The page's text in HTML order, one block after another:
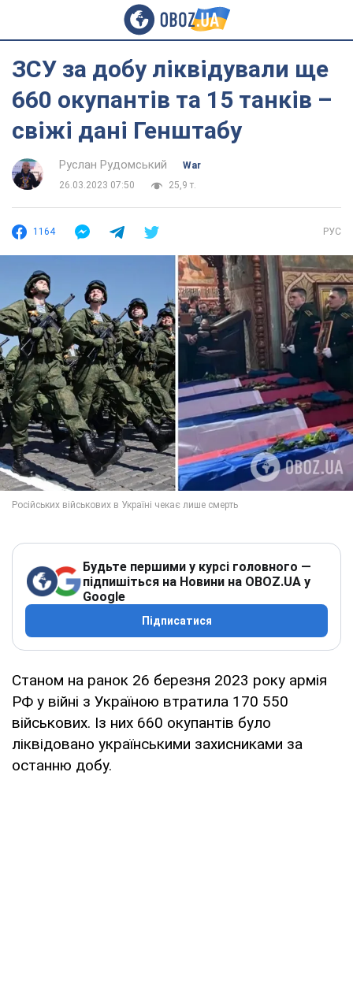
ЗСУ за добу ліквідували ще
660 окупантів та 15 танків –
свіжі дані Генштабу
Руслан Рудомський
War
26.03.2023 07:50
25,9 т.
1164 РУС
Будьте першими у курсі головного —
підпишіться на Новини на OBOZ.UA у
Google
Підписатися
Станом на ранок 26 березня 2023 року армія
РФ у війні з Україною втратила 170 550
військових. Із них 660 окупантів було
ліквідовано українськими захисниками за
останню добу.